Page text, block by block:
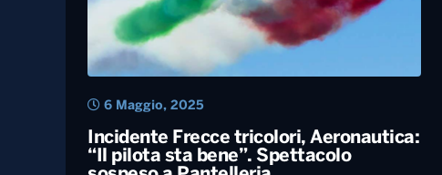
Incidente Frecce tricolori, Aeronautica:
“Il pilota sta bene”. Spettacolo
6 Maggio, 2025